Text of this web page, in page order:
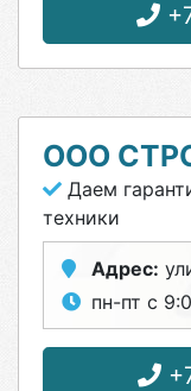
ООО
Даем
техники
Адрес:
пн-пт с